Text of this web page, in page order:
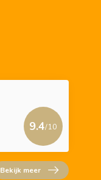
9.4/10
Bekijk meer